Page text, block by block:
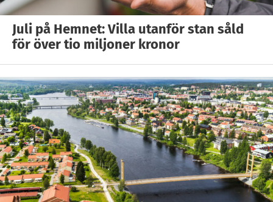
Juli på Hemnet: Villa utanför stan såld
för över tio miljoner kronor